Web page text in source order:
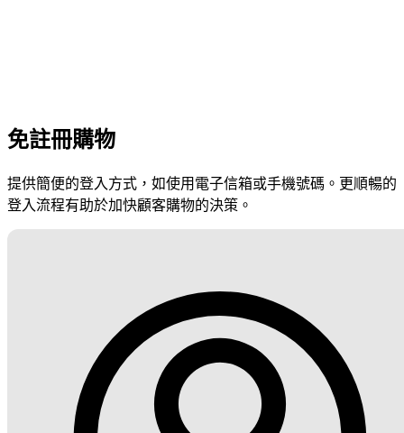
免註冊購物
提供簡便的登入方式，如使用電子信箱或手機號碼。更順暢的
登入流程有助於加快顧客購物的決策。